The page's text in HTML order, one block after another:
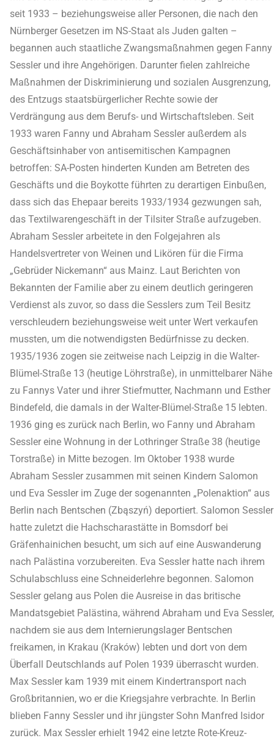
seit 1933 – beziehungsweise aller Personen, die nach den
Nürnberger Gesetzen im NS-Staat als Juden galten –
begannen auch staatliche Zwangsmaßnahmen gegen Fanny
Sessler und ihre Angehörigen. Darunter fielen zahlreiche
Maßnahmen der Diskriminierung und sozialen Ausgrenzung,
des Entzugs staatsbürgerlicher Rechte sowie der
Verdrängung aus dem Berufs- und Wirtschaftsleben. Seit
1933 waren Fanny und Abraham Sessler außerdem als
Geschäftsinhaber von antisemitischen Kampagnen
betroffen: SA-Posten hinderten Kunden am Betreten des
Geschäfts und die Boykotte führten zu derartigen Einbußen,
dass sich das Ehepaar bereits 1933/1934 gezwungen sah,
das Textilwarengeschäft in der Tilsiter Straße aufzugeben.
Abraham Sessler arbeitete in den Folgejahren als
Handelsvertreter von Weinen und Likören für die Firma
„Gebrüder Nickemann“ aus Mainz. Laut Berichten von
Bekannten der Familie aber zu einem deutlich geringeren
Verdienst als zuvor, so dass die Sesslers zum Teil Besitz
verschleudern beziehungsweise weit unter Wert verkaufen
mussten, um die notwendigsten Bedürfnisse zu decken.
1935/1936 zogen sie zeitweise nach Leipzig in die Walter-
Blümel-Straße 13 (heutige Löhrstraße), in unmittelbarer Nähe
zu Fannys Vater und ihrer Stiefmutter, Nachmann und Esther
Bindefeld, die damals in der Walter-Blümel-Straße 15 lebten.
1936 ging es zurück nach Berlin, wo Fanny und Abraham
Sessler eine Wohnung in der Lothringer Straße 38 (heutige
Torstraße) in Mitte bezogen. Im Oktober 1938 wurde
Abraham Sessler zusammen mit seinen Kindern Salomon
und Eva Sessler im Zuge der sogenannten „Polenaktion“ aus
Berlin nach Bentschen (Zbąszyń) deportiert. Salomon Sessler
hatte zuletzt die Hachscharastätte in Bomsdorf bei
Gräfenhainichen besucht, um sich auf eine Auswanderung
nach Palästina vorzubereiten. Eva Sessler hatte nach ihrem
Schulabschluss eine Schneiderlehre begonnen. Salomon
Sessler gelang aus Polen die Ausreise in das britische
Mandatsgebiet Palästina, während Abraham und Eva Sessler,
nachdem sie aus dem Internierungslager Bentschen
freikamen, in Krakau (Kraków) lebten und dort von dem
Überfall Deutschlands auf Polen 1939 überrascht wurden.
Max Sessler kam 1939 mit einem Kindertransport nach
Großbritannien, wo er die Kriegsjahre verbrachte. In Berlin
blieben Fanny Sessler und ihr jüngster Sohn Manfred Isidor
zurück. Max Sessler erhielt 1942 eine letzte Rote-Kreuz-